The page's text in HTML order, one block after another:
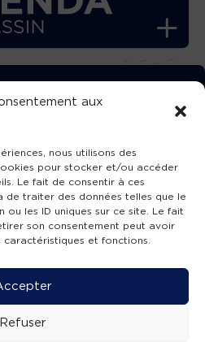
aux
nous utilisons des
pour stocker et/ou accéder
Le fait de consentir à ces
de traiter des données telles que le
les ID uniques sur ce site. Le fait
son consentement peut avoir
et fonctions.
Refuser
GRATUITEMENT
TVBA !
NOUS !
-Accessibilité